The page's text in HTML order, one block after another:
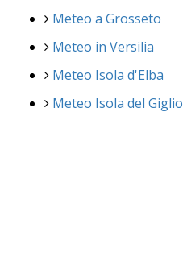
Meteo a Grosseto
Meteo in Versilia
Meteo Isola d'Elba
Meteo Isola del Giglio